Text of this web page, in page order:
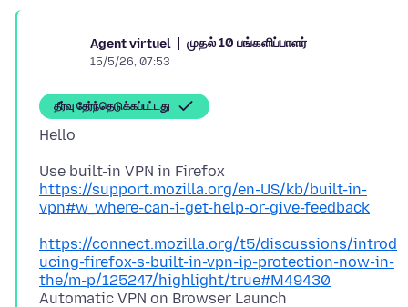
Agent virtuel முதல் 10 பங்களிப்பாளர்
15/5/26, 07:53
தீர்வு தேர்ந்தெடுக்கப்பட்டது
https://support.mozilla.org/en-US/kb/built-in-
vpn#w_where-can-i-get-help-or-give-feedback
https://connect.mozilla.org/t5/discussions/introd
ucing-firefox-s-built-in-vpn-ip-protection-now-in-
the/m-p/125247/highlight/true#M49430
Automatic VPN on Browser Launch